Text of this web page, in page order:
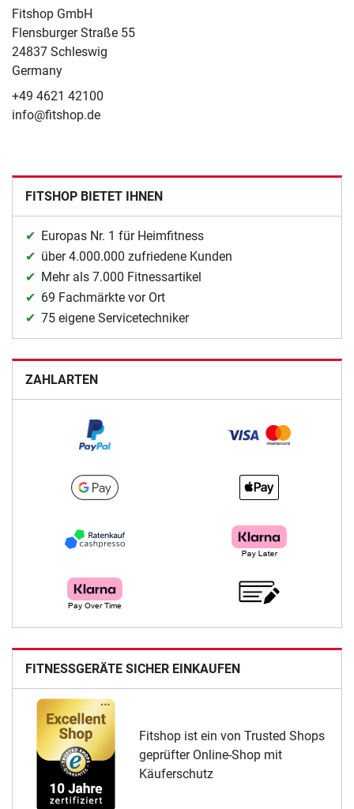
Fitshop GmbH
Flensburger Straße 55
24837 Schleswig
Germany
+49 4621 42100
info@fitshop.de
FITSHOP BIETET IHNEN
Europas Nr. 1 für Heimfitness
über 4.000.000 zufriedene Kunden
Mehr als 7.000 Fitnessartikel
69 Fachmärkte vor Ort
75 eigene Servicetechniker
ZAHLARTEN
FITNESSGERÄTE SICHER EINKAUFEN
Fitshop ist ein von Trusted Shops
geprüfter Online-Shop mit
Käuferschutz